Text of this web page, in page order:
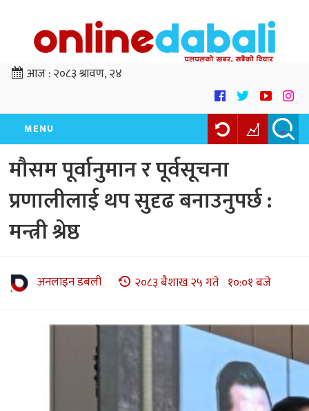
आज :२०८३ श्रावण, २४
MENU
मौसम पूर्वानुमान र पूर्वसूचना
प्रणालीलाई थप सुदृढ बनाउनुपर्छ :
मन्त्री श्रेष्ठ
अनलाइन डबली २०८३ बैशाख २५ गते १०:०१ बजे